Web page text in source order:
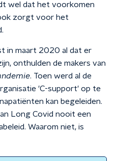
wel dat het voorkomen
zorgt voor het
in maart 2020 al dat er
onthulden de makers van
. Toen werd al de
'C-support' op te
kan begeleiden.
Long Covid nooit een
Waarom niet, is